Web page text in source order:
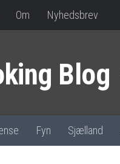
Om Nyhedsbrev
Fyn Sjælland